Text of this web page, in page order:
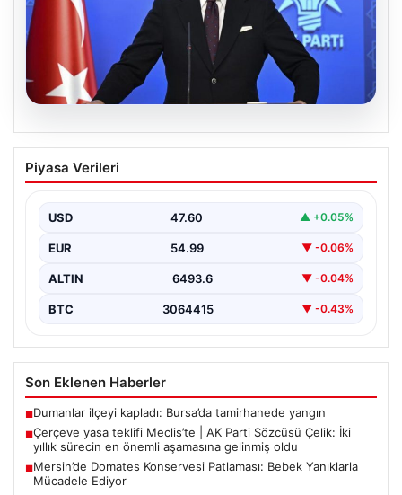
Çerçeve yasa teklifi Meclis’te | AK Parti
Sözcüsü Çelik: İki yıllık sürecin en
Piyasa Verileri
USD 47.60 ▲ +0.05%
EUR 54.99 ▼ -0.06%
ALTIN 6493.6 ▼ -0.04%
BTC 3064415 ▼ -0.43%
Son Eklenen Haberler
■Dumanlar ilçeyi kapladı: Bursa’da tamirhanede yangın
■Çerçeve yasa teklifi Meclis’te | AK Parti Sözcüsü Çelik: İki
yıllık sürecin en önemli aşamasına gelinmiş oldu
■Mersin’de Domates Konservesi Patlaması: Bebek Yanıklarla
Mücadele Ediyor